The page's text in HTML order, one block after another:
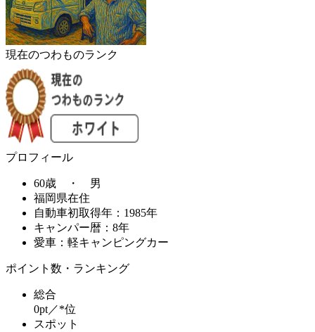
現在のつわものランク
プロフィール
60歳 ・ 男
福岡県在住
自動車初取得年：1985年
キャンパー暦：8年
愛車：軽キャンピングカー
ポイント数・ランキング
総合
0pt／*位
スポット